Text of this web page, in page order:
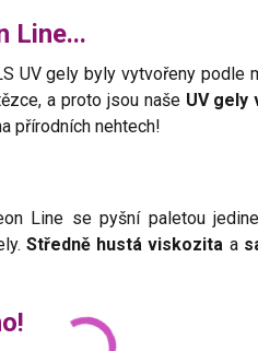
Line...
UV gely byly vytvořeny
a proto jsou naše UV gely
přírodních nehtech!
Line se pyšní paletou
Středně hustá viskozita a